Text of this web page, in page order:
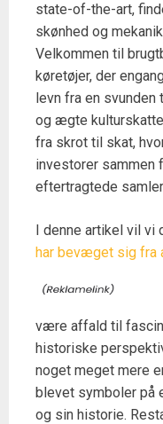
state-of-the-art,
skønhed og
Velkommen til
køretøjer, der
levn fra en svunden
og ægte
fra skrot til skat,
investorer sammen
eftertragtede
I denne artikel vil vi
har bevæget sig fra
være affald til
historiske
noget meget mere
blevet symboler på
og sin historie.